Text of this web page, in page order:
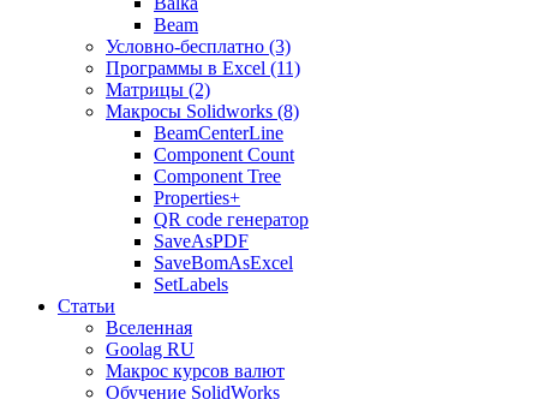
Beam
Условно-бесплатно (3)
Программы в Excel (11)
Матрицы (2)
Макросы Solidworks (8)
BeamCenterLine
Component Count
Component Tree
Properties+
QR code генератор
SaveAsPDF
SaveBomAsExcel
SetLabels
Статьи
Вселенная
Goolag RU
Макрос курсов валют
Обучение SolidWorks